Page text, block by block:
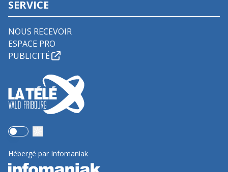
SERVICE
NOUS RECEVOIR
ESPACE PRO
PUBLICITÉ
Use setting
Hébergé par Infomaniak